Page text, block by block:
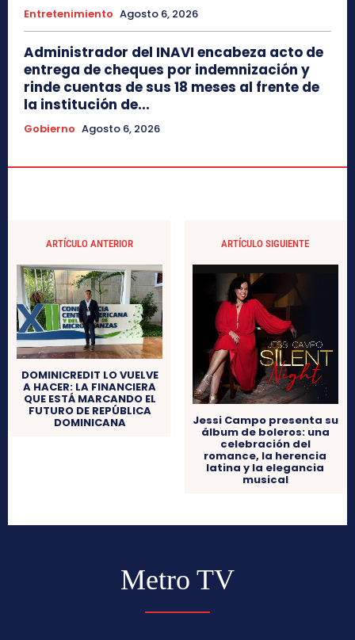
Entretenimiento Agosto 6, 2026
Administrador del INAVI encabeza acto de
entrega de cheques por indemnización y
rinde cuentas de sus 18 meses al frente de
la institución de...
Gobierno Agosto 6, 2026
ARTÍCULO ANTERIOR
DOMINICREDIT LO VUELVE
A HACER: LA FINANCIERA
QUE ESTÁ MARCANDO EL
FUTURO DE REPÚBLICA
DOMINICANA
ARTÍCULO SIGUIENTE
Jessi Campo presenta su
álbum de boleros: una
celebración del
romance, la herencia
latina y la elegancia
musical
Metro TV